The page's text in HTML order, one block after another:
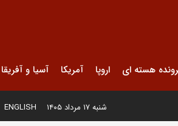
هسته ای اروپا آمریکا آسیا و آفریقا
ENGLISH شنبه ۱۷ مرداد ۱۴۰۵